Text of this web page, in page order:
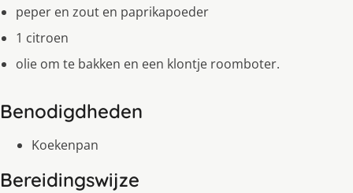
peper en zout en paprikapoeder
1 citroen
olie om te bakken en een klontje roomboter.
Benodigdheden
Koekenpan
Bereidingswijze